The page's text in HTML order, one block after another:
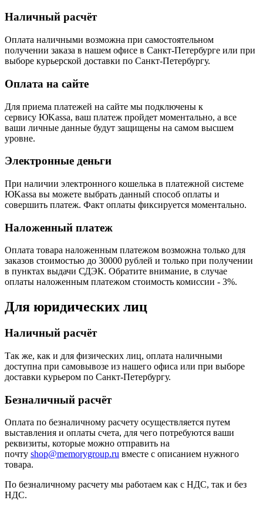
Наличный расчёт
Оплата наличными возможна при самостоятельном
получении заказа в нашем офисе в Санкт-Петербурге или при
выборе курьерской доставки по Санкт-Петербургу.
Оплата на сайте
Для приема платежей на сайте мы подключены к
сервису ЮKassa, ваш платеж пройдет моментально, а все
ваши личные данные будут защищены на самом высшем
уровне.
Электронные деньги
При наличии электронного кошелька в платежной системе
ЮKassa вы можете выбрать данный способ оплаты и
совершить платеж. Факт оплаты фиксируется моментально.
Наложенный платеж
Оплата товара наложенным платежом возможна только для
заказов стоимостью до 30000 рублей и только при получении
в пунктах выдачи СДЭК. Обратите внимание, в случае
оплаты наложенным платежом стоимость комиссии - 3%.
Для юридических лиц
Наличный расчёт
Так же, как и для физических лиц, оплата наличными
доступна при самовывозе из нашего офиса или при выборе
доставки курьером по Санкт-Петербургу.
Безналичный расчёт
Оплата по безналичному расчету осуществляется путем
выставления и оплаты счета, для чего потребуются ваши
реквизиты, которые можно отправить на
почту shop@memorygroup.ru вместе с описанием нужного
товара.
По безналичному расчету мы работаем как с НДС, так и без
НДС.